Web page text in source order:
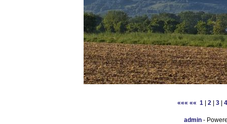
««« «« 1 2 3 4
admin -